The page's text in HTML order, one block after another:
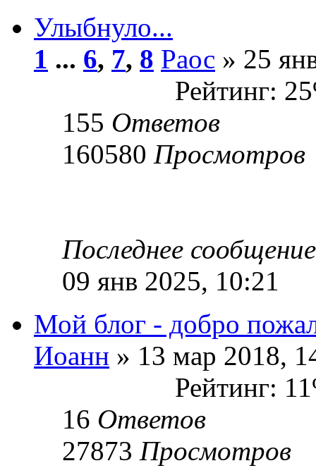
Улыбнуло...
1 ... 6, 7, 8 Раос » 25
Рейтинг:
155 Ответов
160580 Просмотров
Последнее
09 янв 2025, 10:21
Мой блог - добро
Иоанн » 13 мар 2018,
Рейтинг:
16 Ответов
27873 Просмотров